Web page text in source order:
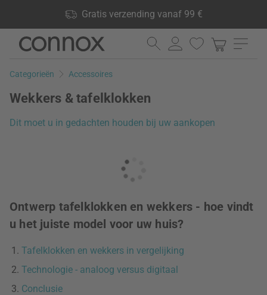
Gratis verzending vanaf 99 €
producten op voorraad, 60 dagen retourrecht
Ga
pagina-
Ga
zoeken
Categorieën Accessoires
Wekkers & tafelklokken
Dit moet u in gedachten houden bij uw aankopen
Ontwerp tafelklokken en wekkers - hoe vindt
u het juiste model voor uw huis?
Tafelklokken en wekkers in vergelijking
Technologie - analoog versus digitaal
Conclusie